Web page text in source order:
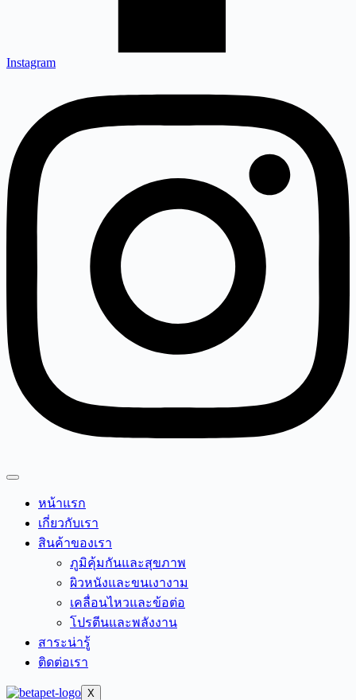
Instagram
หน้าแรก
เกี่ยวกับเรา
สินค้าของเรา
ภูมิคุ้มกันและสุขภาพ
ผิวหนังและขนเงางาม
เคลื่อนไหวและข้อต่อ
โปรตีนและพลังงาน
สาระน่ารู้
ติดต่อเรา
X